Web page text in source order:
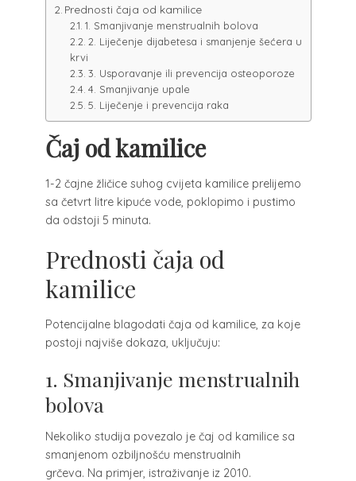
Prednosti čaja od kamilice
1. Smanjivanje menstrualnih bolova
2. Liječenje dijabetesa i smanjenje šećera u
krvi
3. Usporavanje ili prevencija osteoporoze
4. Smanjivanje upale
5. Liječenje i prevencija raka
Čaj od kamilice
1-2 čajne žličice suhog cvijeta kamilice prelijemo
sa četvrt litre kipuće vode, poklopimo i pustimo
da odstoji 5 minuta.
Prednosti čaja od
kamilice
Potencijalne blagodati čaja od kamilice, za koje
postoji najviše dokaza, uključuju:
1. Smanjivanje menstrualnih
bolova
Nekoliko studija povezalo je čaj od kamilice sa
smanjenom ozbiljnošću menstrualnih
grčeva. Na primjer, istraživanje iz 2010.